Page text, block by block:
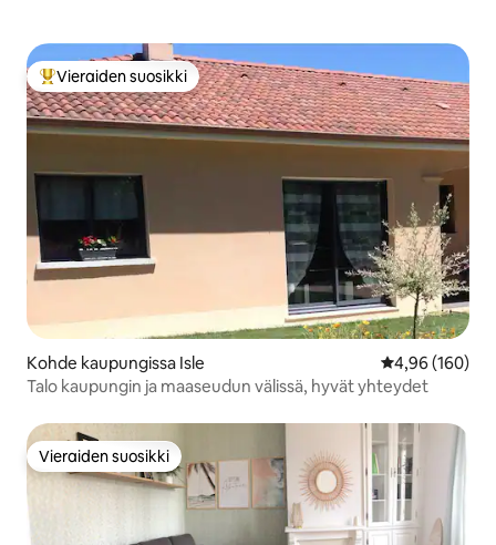
Vieraiden suosikkien parhaimmistoa
Vieraiden suosikki
Kohde kaupungissa Isle
4,96 (160)
Talo kaupungin ja maaseudun välissä, hyvät yhteydet
Vieraiden suosikki
Vieraiden suosikki